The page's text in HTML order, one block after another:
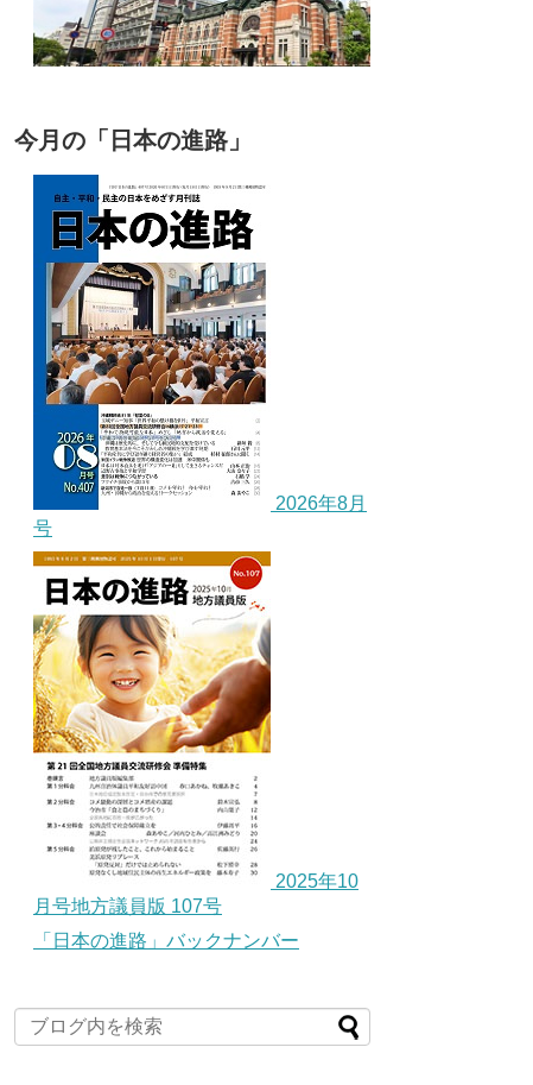
今月の「日本の進路」
2026年8月
号
2025年10
月号地方議員版 107号
「日本の進路」バックナンバー